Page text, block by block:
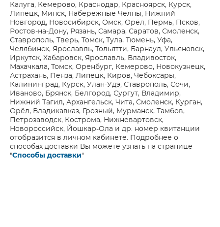
Калуга, Кемерово, Краснодар, Красноярск, Курск,
Липецк, Минск, Набережные Челны, Нижний
Новгород, Новосибирск, Омск, Орёл, Пермь, Псков,
Ростов-на-Дону, Рязань, Самара, Саратов, Смоленск,
Ставрополь, Тверь, Томск, Тула, Тюмень, Уфа,
Челябинск, Ярославль, Тольятти, Барнаул, Ульяновск,
Иркутск, Хабаровск, Ярославль, Владивосток,
Махачкала, Томск, Оренбург, Кемерово, Новокузнецк,
Астрахань, Пенза, Липецк, Киров, Чебоксары,
Калининград, Курск, Улан-Удэ, Ставрополь, Сочи,
Иваново, Брянск, Белгород, Сургут, Владимир,
Нижний Тагил, Архангельск, Чита, Смоленск, Курган,
Орёл, Владикавказ, Грозный, Мурманск, Тамбов,
Петрозаводск, Кострома, Нижневартовск,
Новороссийск, Йошкар-Ола и др. номер квитанции
отобразится в личном кабинете. Подробнее о
способах доставки Вы можете узнать на странице
"Способы доставки"